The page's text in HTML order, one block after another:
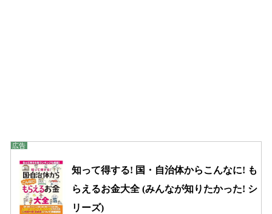
知って得する! 国・自治体からこんなに! も
らえるお金大全 (みんなが知りたかった! シ
リーズ)